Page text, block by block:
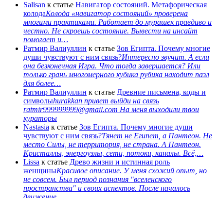
Salisan к статье Навигатор состояний. Метафорическая
колодаКолода «навигатор состояний» проверена
многими практиками. Работает до мурашек правдиво и
честно. Не скроешь состояние. Вывести на инсайт
помогает и…
Ратмир Валиуллин к статье Зов Египта. Почему многие
души чувствуют с ним связь?Интересно звучит. А если
она безконечная Игра. Что тогда завершается? Или
только грань многомерного кубика рубика находит пазл
для более…
Ратмир Валиуллин к статье Древние письмена, коды и
символыhurakkan привет выйди на связь
ratmir999999999@gmail.com На меня выходили твои
кураторы
Nastasia к статье Зов Египта. Почему многие души
чувствуют с ним связь?Тянет не Египет, а Пантеон. Не
место Силы, не территория, не страна. А Пантеон.
Кристаллы, энергоузлы, сети, потоки, каналы. Всё,…
Lissa к статье Древо жизни и истинная роль
женщиныКрасивое описание. У меня схожий опыт, но
не совсем. Был период познания "вселенского
пространства" и своих аспектов. После началось